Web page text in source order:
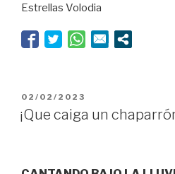
en
del
Estrellas Volodia
PUBLICADO
EL
02/02/2023
¡Que caiga un